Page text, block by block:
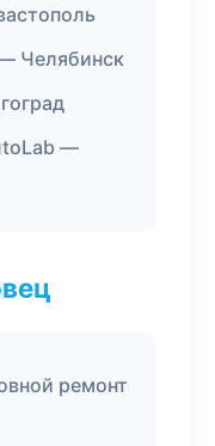
Челябинск
—
ремонт